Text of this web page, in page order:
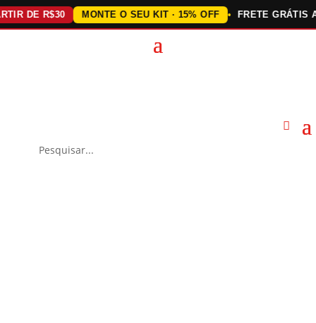
R$30 MONTE O SEU KIT · 15% OFF FRETE GRÁTIS